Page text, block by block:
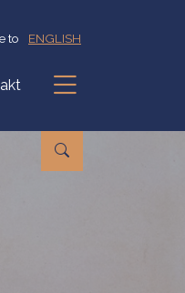
to ENGLISH
Podmenu